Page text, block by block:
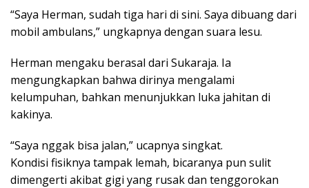
“Saya Herman, sudah tiga hari di sini. Saya dibuang dari
mobil ambulans,” ungkapnya dengan suara lesu.
Herman mengaku berasal dari Sukaraja. Ia
mengungkapkan bahwa dirinya mengalami
kelumpuhan, bahkan menunjukkan luka jahitan di
kakinya.
“Saya nggak bisa jalan,” ucapnya singkat.
Kondisi fisiknya tampak lemah, bicaranya pun sulit
dimengerti akibat gigi yang rusak dan tenggorokan